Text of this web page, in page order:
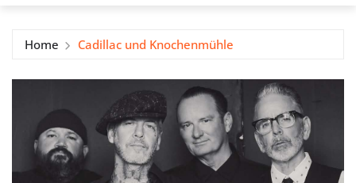
Home Cadillac und Knochenmühle